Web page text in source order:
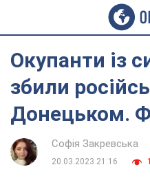
Окупанти із
збили
Донецьком.
Софія Закревська
20.03.2023 21:16